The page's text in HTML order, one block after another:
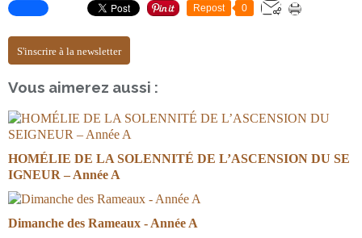
Repost 0
S'inscrire à la newsletter
Vous aimerez aussi :
HOMÉLIE DE LA SOLENNITÉ DE L’ASCENSION DU SE
IGNEUR – Année A
Dimanche des Rameaux - Année A